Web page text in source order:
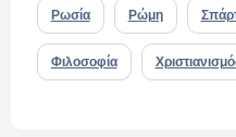
Ρωσία Ρώμη
Φιλοσοφία